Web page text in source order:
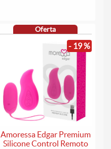
Oferta
- 19 %
Amoressa Edgar Premium
Silicone Control Remoto